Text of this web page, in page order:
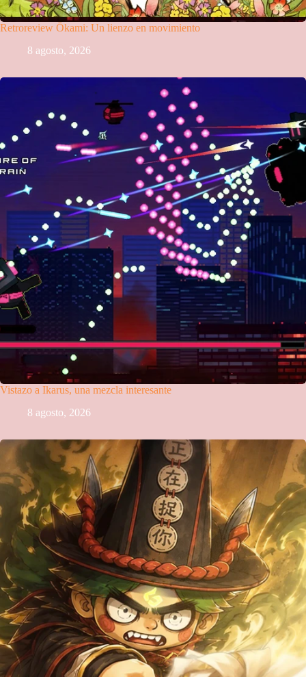
Retroreview Ōkami: Un lienzo en movimiento
8 agosto, 2026
Vistazo a Ikarus, una mezcla interesante
8 agosto, 2026